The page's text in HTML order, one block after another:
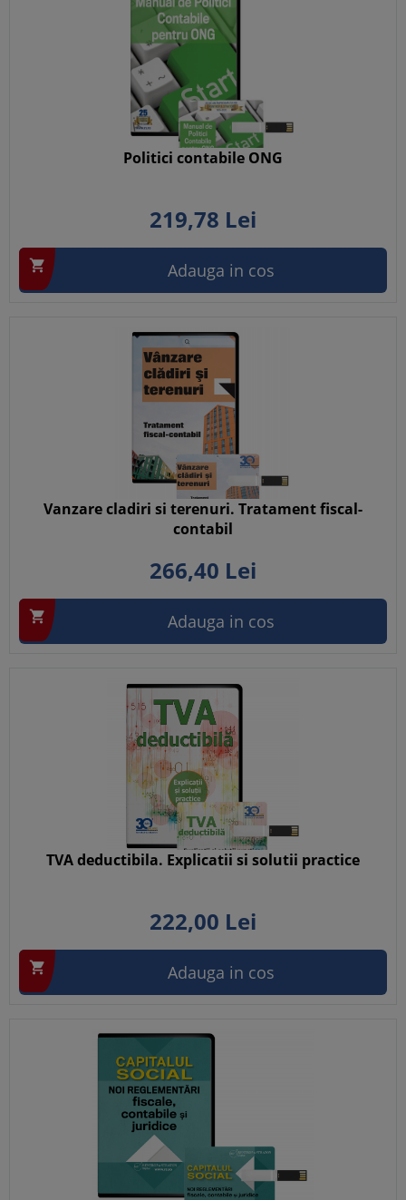
Politici contabile ONG
219,78 Lei
 Adauga in cos
Vanzare cladiri si terenuri. Tratament fiscal-
contabil
266,40 Lei
 Adauga in cos
TVA deductibila. Explicatii si solutii practice
222,00 Lei
 Adauga in cos